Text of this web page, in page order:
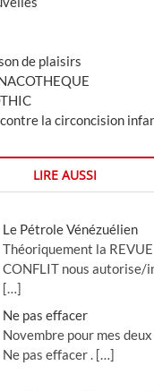
de plaisirs
la circoncision
LIRE AUSSI
Le Pétrole Vénézuélien
Théoriquement la REVUE
CONFLIT nous autorise/
[…]
Ne pas effacer
Novembre pour mes
Ne pas effacer . […]